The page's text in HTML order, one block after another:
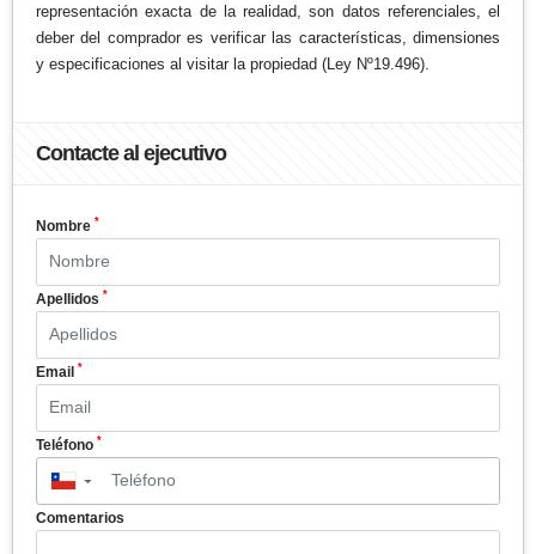
representación exacta de la realidad, son datos referenciales, el
deber del comprador es verificar las características, dimensiones
y especificaciones al visitar la propiedad (Ley Nº19.496).
Contacte al ejecutivo
Nombre *
Apellidos *
Email *
Teléfono *
▼
Comentarios